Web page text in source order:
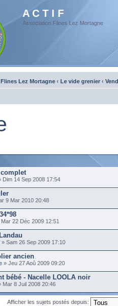
A C T I F
Association Flines Lez Mortagne
Flines Lez Mortagne ‹ Le vide grenier ‹
Dim 14 Sep 2008 17:54
9 Mar 2010 20:48
Mar 22 Déc 2009 12:51
» Sam 26 Sep 2009 17:10
ancien
» Jeu 27 Aoû 2009 09:20
bébé - Nacelle LOOLA noir
Mar 8 Juil 2008 20:46
Afficher les sujets postés depuis: